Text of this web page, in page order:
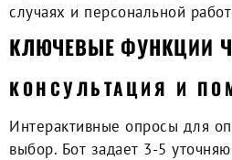
случаях и персональной
КЛЮЧЕВЫЕ ФУНКЦИИ
КОНСУЛЬТАЦИЯ И
Интерактивные опросы для
выбор. Бот задает 3-5